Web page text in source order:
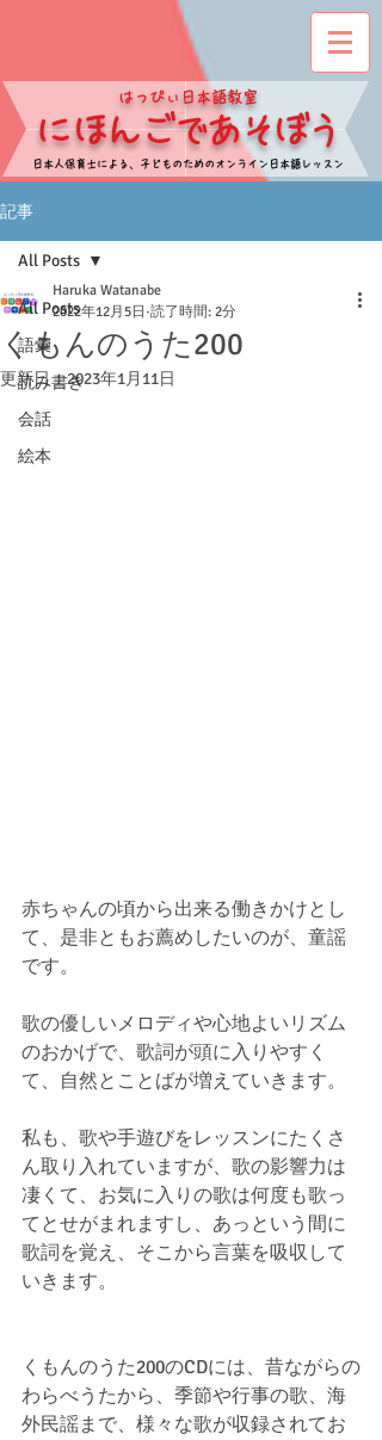
​日本人保育士による、子どものためのオンライン日本語レッスン
​にほんごであそぼう
​はっぴぃ日本語教室
記事
All Posts
語彙
読み書き
会話
絵本
All Posts
くもんのうた200
Haruka Watanabe
2022年12月5日 読了時間: 2分
更新日：2023年1月11日
赤ちゃんの頃から出来る働きかけとし
て、是非ともお薦めしたいのが、童謡
です。
歌の優しいメロディや心地よいリズム
のおかげで、歌詞が頭に入りやすく
て、自然とことばが増えていきます。
私も、歌や手遊びをレッスンにたくさ
ん取り入れていますが、歌の影響力は
凄くて、お気に入りの歌は何度も歌っ
てとせがまれますし、あっという間に
歌詞を覚え、そこから言葉を吸収して
いきます。
くもんのうた200のCDには、昔ながらの
わらべうたから、季節や行事の歌、海
外民謡まで、様々な歌が収録されてお